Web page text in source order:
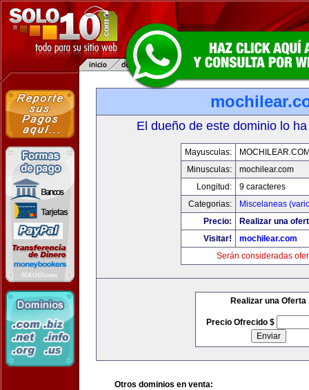
El dueño de este dominio lo
Mayusculas:
Minusculas:
mochilear.com
Longitud:
9 caracteres
Categorias:
Miscelaneas
Precio:
Realizar una
Visitar!
mochilear.com
Serán consideradas
Realizar una Oferta
Precio Ofrecido $
Otros dominios en venta: